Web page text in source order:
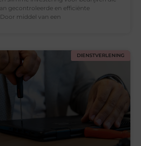
gecontroleerde en efficiënte
middel van een
DIENSTVERLENING